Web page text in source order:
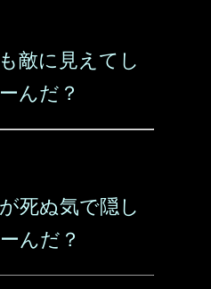
敵に見えてし
んだ？
死ぬ気で隠し
んだ？